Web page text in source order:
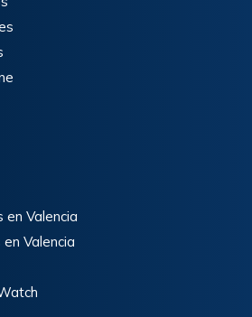
en Valencia
Valencia